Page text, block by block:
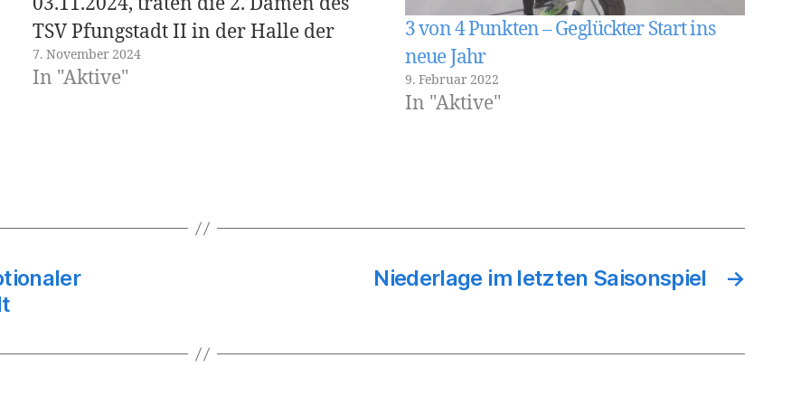
TSV Pfungstadt II in der Halle der
HSG Gr.-Bieberau/ Modau II in Ober-
Ramstadt an. Die Partie begann mit
7. November 2024
In "Aktive"
3 von 4 Punkten – Geglückter Start ins
neue Jahr
9. Februar 2022
In "Aktive"
→
Niederlage im letzten Saisonspiel